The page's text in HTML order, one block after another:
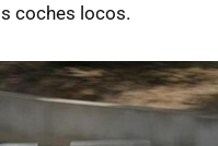
coches locos.